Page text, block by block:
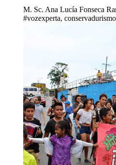
M. Sc. Ana Lucía Fonseca
#vozexperta,